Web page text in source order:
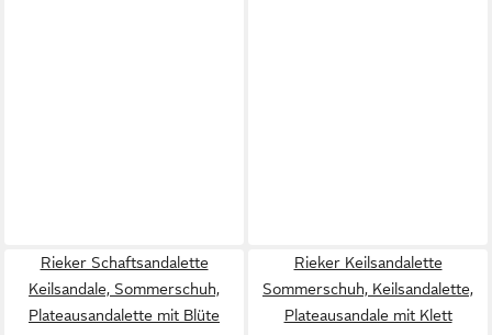
Rieker Schaftsandalette
Keilsandale, Sommerschuh,
Plateausandalette mit Blüte
Rieker Keilsandalette
Sommerschuh, Keilsandalette,
Plateausandale mit Klett